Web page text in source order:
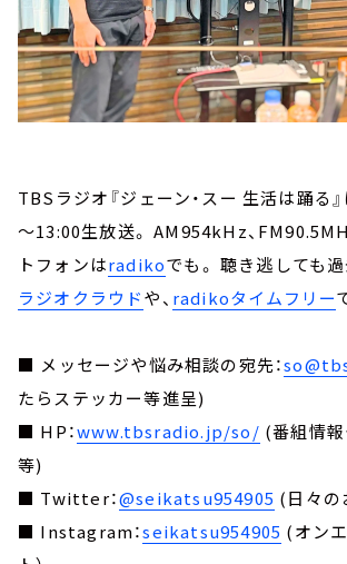
TBSラジオ『ジェーン・スー 生活は踊る
～13:00生放送。 AM954kHz、
トフォンはradikoでも。 聴き逃しても
ラジオクラウドや、 radikoタイムフリー
■ メッセージや悩み相談の宛先：
たらステッカー等進呈)
■ HP：www.tbsradio.jp/so/ (番組情
等)
■ Twitter：@seikatsu954905 (日々の
■ Instagram：seikatsu954905 (オン